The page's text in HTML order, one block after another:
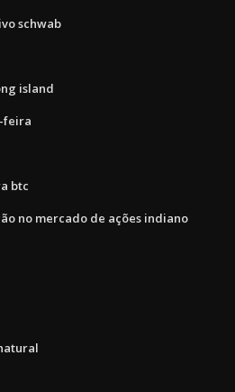
schwab
island
feira
btc
no mercado de ações indiano